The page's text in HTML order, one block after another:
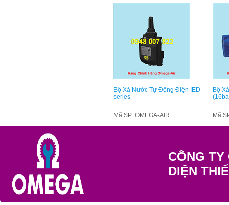
Bộ Xả Nước Tự Động Điện IED
series
Mã SP: OMEGA-AIR
Bộ
Mã
CÔNG
DIỆN